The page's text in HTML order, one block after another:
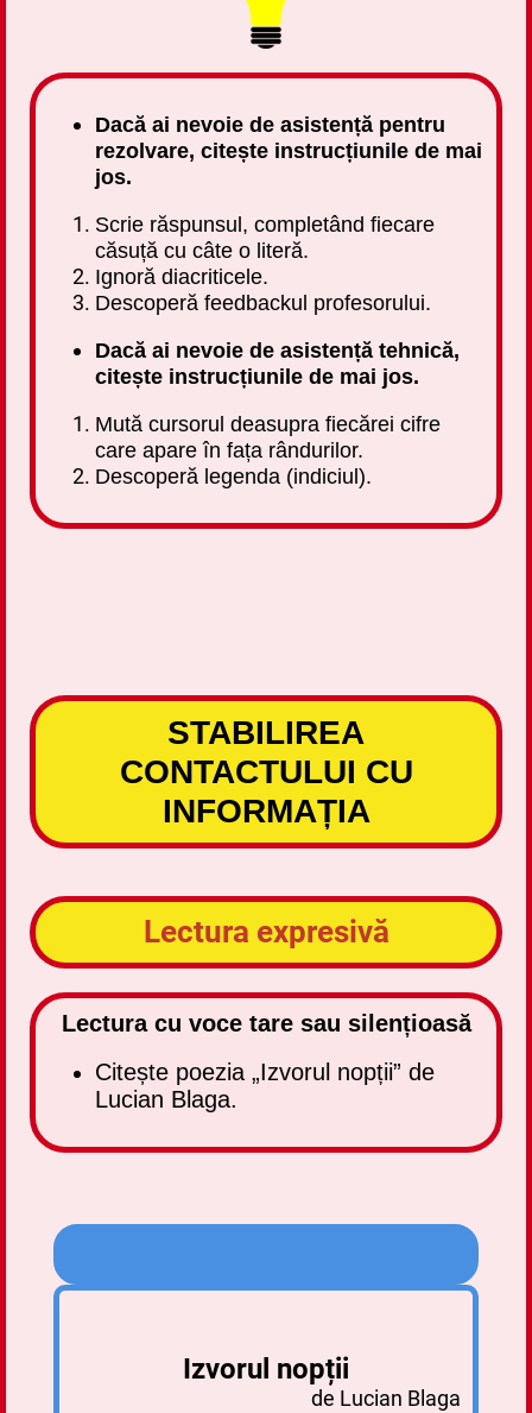
Dacă ai nevoie de asistență pentru
rezolvare, citește instrucțiunile de mai
jos.
Scrie răspunsul, completând fiecare
căsuță cu câte o literă.
Ignoră diacriticele.
Descoperă feedbackul profesorului.
Dacă ai nevoie de asistență tehnică,
citește instrucțiunile de mai jos.
Mută cursorul deasupra fiecărei cifre
care apare în fața rândurilor.
Descoperă legenda (indiciul).
STABILIREA
CONTACTULUI CU
INFORMAȚIA
Lectura expresivă
Lectura cu voce tare sau silențioasă
Citește poezia „Izvorul nopții” de
Lucian Blaga.
Izvorul nopții
de Lucian Blaga